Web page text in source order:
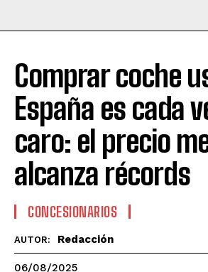
Comprar coche
España es cada
caro: el precio
alcanza récords
CONCESIONARIOS
AUTOR: Redacción
06/08/2025